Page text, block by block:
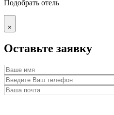
Подобрать отель
×
Оставьте заявку